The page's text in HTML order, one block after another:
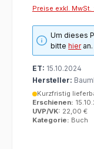
Preise exkl.
Um dieses
bittehieran.
ET: 15.10.2024
Hersteller:
Kurzfristig
Erschienen:
UVP/VK: 22,00 €
Kategorie: Buch